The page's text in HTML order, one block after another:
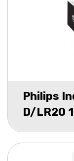
Philips
D/LR20